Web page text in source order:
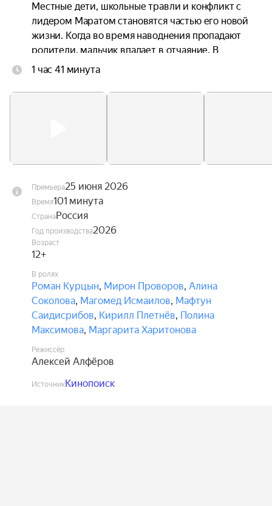
Местные дети, школьные травли и конфликт с
лидером Маратом становятся частью его новой
жизни. Когда во время наводнения пропадают
родители, мальчик впадает в отчаяние. В
поисках силы он находит увлечение — карате,
помогают ему преодолеть страх, развивать
1 час 41 минута
Премьера25 июня 2026
Время101 минута
СтранаРоссия
Год производства2026
Возраст
12+
В ролях
Роман Курцын, Мирон Проворов, Алина
Соколова, Магомед Исмаилов, Мафтун
Саидисрибов, Кирилл Плетнёв, Полина
Максимова, Маргарита Харитонова
Режиссёр
Алексей Алфёров
ИсточникКинопоиск